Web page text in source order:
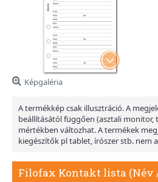
Képgaléria
A termékkép csak illusztráció. A
beállításától függően (asztali monitor,
mértékben változhat. A termékek
kiegészítők pl tablet, írószer stb. nem